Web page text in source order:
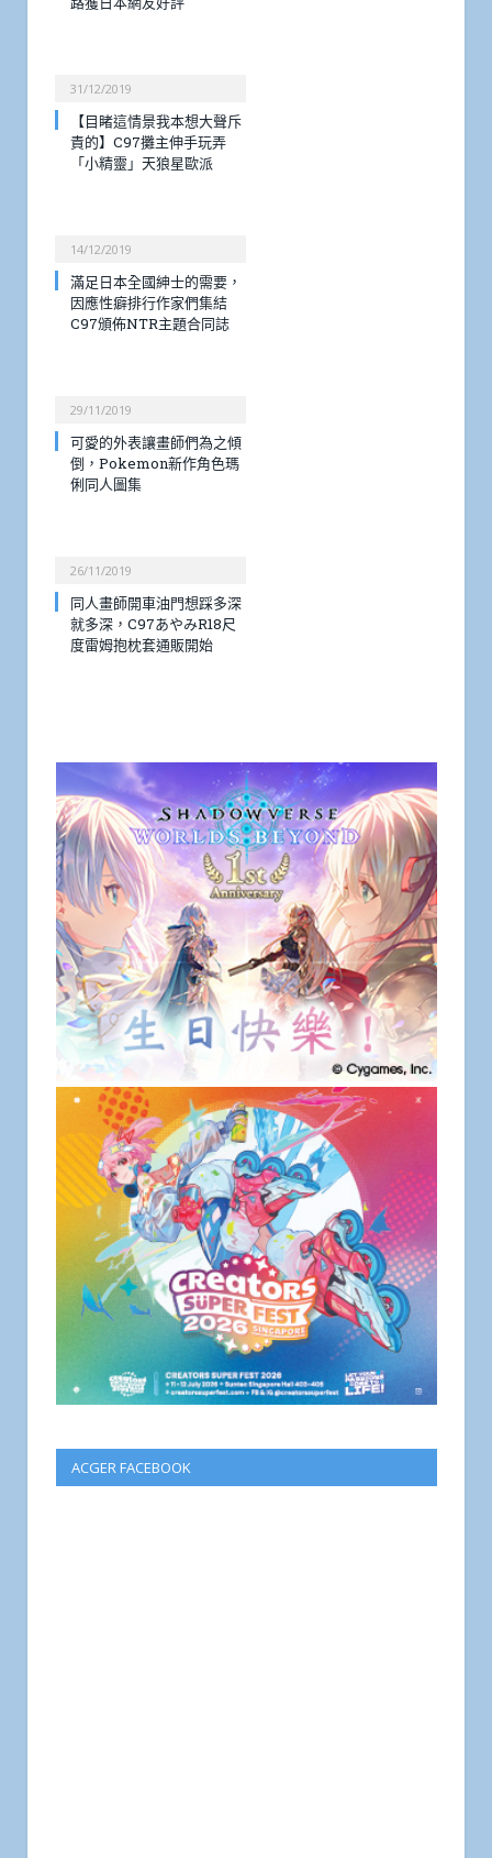
31/12/2019
【目睹這情景我本想大聲斥
責的】C97攤主伸手玩弄
「小精靈」天狼星歐派
14/12/2019
滿足日本全國紳士的需要，
因應性癖排行作家們集結
C97頒佈NTR主題合同誌
29/11/2019
可愛的外表讓畫師們為之傾
倒，Pokemon新作角色瑪
俐同人圖集
26/11/2019
同人畫師開車油門想踩多深
就多深，C97あやみR18尺
度雷姆抱枕套通販開始
ACGER FACEBOOK